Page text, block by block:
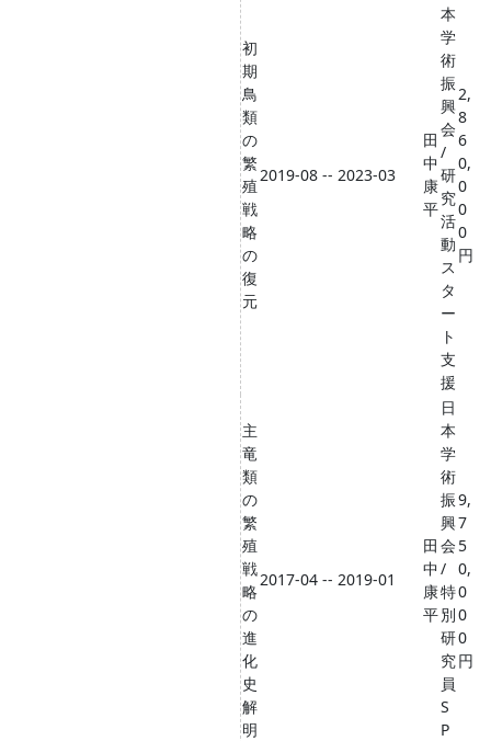
初
期
鳥
類
の
繁
殖
戦
略
の
復
元
2019-08 -- 2023-03
田
中
康
平
本
学
術
振
興
会
/
研
究
活
動
ス
タ
ー
ト
支
援
2,
8
6
0,
0
0
0
円
主
竜
類
の
繁
殖
戦
略
の
進
化
史
解
明
2017-04 -- 2019-01
田
中
康
平
日
本
学
術
振
興
会
/
特
別
研
究
員
S
P
9,
7
5
0,
0
0
0
円